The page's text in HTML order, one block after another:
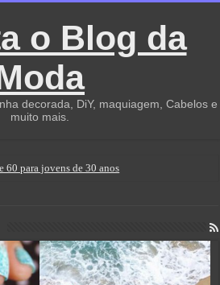
o Blog da
decorada, DiY, maquiagem, Cabelos e
muito mais.
60 para jovens de 30 anos